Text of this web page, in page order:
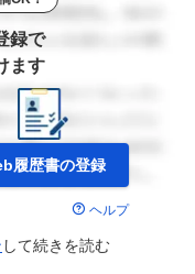
録で
ます
履歴書の登録
ヘルプ
して続きを読む